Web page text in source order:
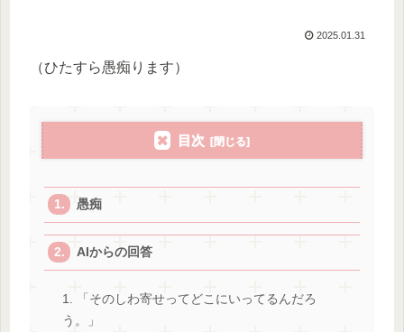
2025.01.31
（ひたすら愚痴ります）
目次
愚痴
AIからの回答
1. 「そのしわ寄せってどこにいってるんだろ
う。」